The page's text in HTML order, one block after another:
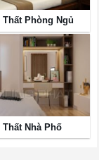
Phòng Ngủ
Nhà Phố